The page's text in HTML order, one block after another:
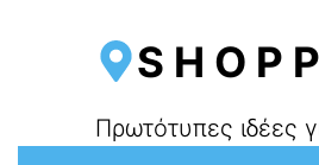
Πρωτότυπες ιδέες